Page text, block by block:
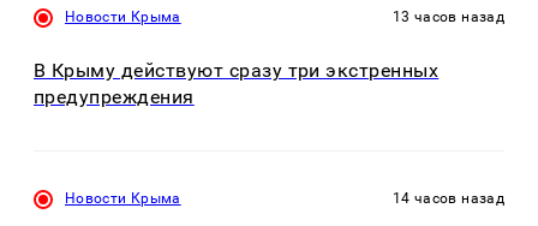
Новости Крыма 13 часов назад
В Крыму действуют сразу три экстренных
предупреждения
Новости Крыма 14 часов назад